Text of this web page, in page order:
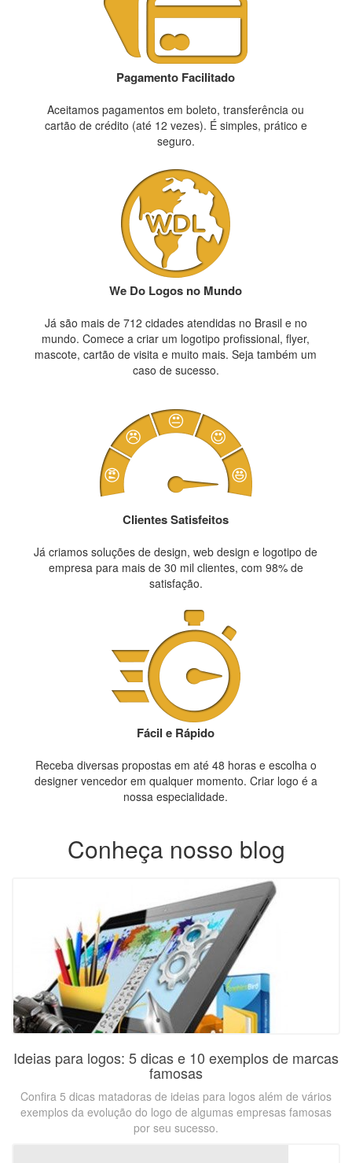
Pagamento Facilitado
Aceitamos pagamentos em boleto, transferência ou
cartão de crédito (até 12 vezes). É simples, prático e
seguro.
We Do Logos no Mundo
Já são mais de 712 cidades atendidas no Brasil e no
mundo. Comece a criar um logotipo profissional, flyer,
mascote, cartão de visita e muito mais. Seja também um
caso de sucesso.
Clientes Satisfeitos
Já criamos soluções de design, web design e logotipo de
empresa para mais de 30 mil clientes, com 98% de
satisfação.
Fácil e Rápido
Receba diversas propostas em até 48 horas e escolha o
designer vencedor em qualquer momento. Criar logo é a
nossa especialidade.
Conheça nosso blog
Ideias para logos: 5 dicas e 10 exemplos de marcas
famosas
Confira 5 dicas matadoras de ideias para logos além de vários
exemplos da evolução do logo de algumas empresas famosas
por seu sucesso.